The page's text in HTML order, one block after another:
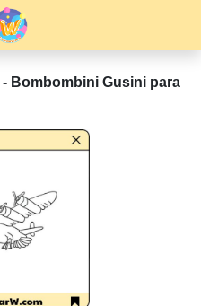
- Bombombini Gusini para